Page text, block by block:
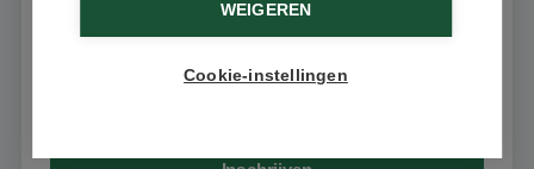
9.6 / 10 (531 beoordelingen)
WEIGEREN
Cookie-instellingen
Ontvang als eerste de beste aanbiedingen en persoonlijk
advies